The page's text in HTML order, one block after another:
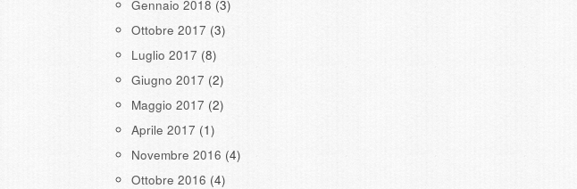
Gennaio 2018 (3)
Ottobre 2017 (3)
Luglio 2017 (8)
Giugno 2017 (2)
Maggio 2017 (2)
Aprile 2017 (1)
Novembre 2016 (4)
Ottobre 2016 (4)